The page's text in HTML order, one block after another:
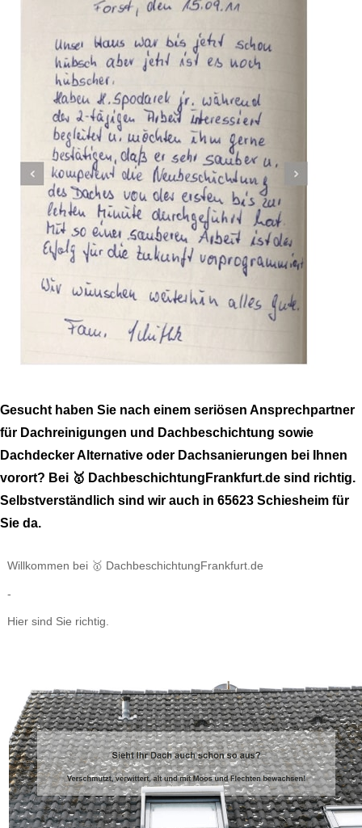
Gesucht haben Sie nach einem seriösen Ansprechpartner
für Dachreinigungen und Dachbeschichtung sowie
Dachdecker Alternative oder Dachsanierungen bei Ihnen
vorort? Bei 🥇 DachbeschichtungFrankfurt.de sind richtig.
Selbstverständlich sind wir auch in 65623 Schiesheim für
Sie da.
Willkommen bei 🥇 DachbeschichtungFrankfurt.de
-
Hier sind Sie richtig.